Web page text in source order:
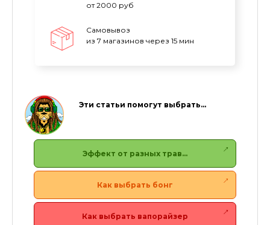
от 2000 руб
Самовывоз
из 7 магазинов через 15 мин
Эти статьи помогут выбрать…
Эффект от разных трав…
Как выбрать бонг
Как выбрать вапорайзер